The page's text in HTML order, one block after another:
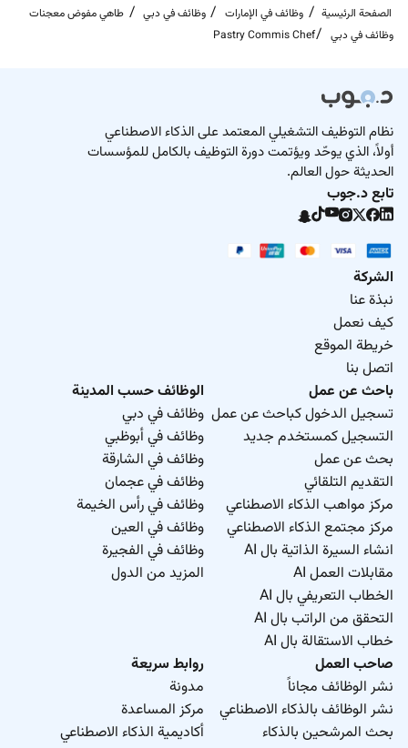
الصفحة الرئيسية وظائف في الإمارات وظائف في دبي
طاهي مفوض معجنات
وظائف في دبي
Pastry Commis Chef
نظام التوظيف التشغيلي المعتمد على الذكاء الاصطناعي
أولاً، الذي يوحّد ويؤتمت دورة التوظيف بالكامل للمؤسسات
الحديثة حول العالم.
تابع د.جوب
الشركة
نبذة عنا
كيف نعمل
خريطة الموقع
اتصل بنا
باحث عن عمل
تسجيل الدخول كباحث عن عمل
التسجيل كمستخدم جديد
بحث عن عمل
التقديم التلقائي
مركز مواهب الذكاء الاصطناعي
مركز مجتمع الذكاء الاصطناعي
انشاء السيرة الذاتية بال AI
مقابلات العمل AI
الخطاب التعريفي بال AI
التحقق من الراتب بال AI
خطاب الاستقالة بال AI
الوظائف حسب المدينة
وظائف في دبي
وظائف في أبوظبي
وظائف في الشارقة
وظائف في عجمان
وظائف في رأس الخيمة
وظائف في العين
وظائف في الفجيرة
المزيد من الدول
صاحب العمل
نشر الوظائف مجاناً
نشر الوظائف بالذكاء الاصطناعي
بحث المرشحين بالذكاء
روابط سريعة
مدونة
مركز المساعدة
أكاديمية الذكاء الاصطناعي